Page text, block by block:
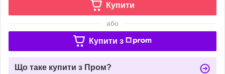
Купити
або
Купити з
Що таке купити з Пром?